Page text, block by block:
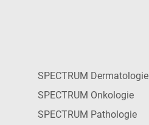
SPECTRUM Dermatologie
SPECTRUM Onkologie
SPECTRUM Pathologie